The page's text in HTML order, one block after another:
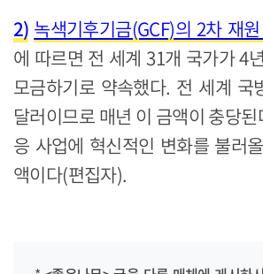
2) 녹색기후기금(GCF)의 2차 재
에 따르면 전 세계 31개 국가가 4
모금하기로 약속했다. 전 세계 국
달러이므로 매년 이 금액이 충당
응 사업에 혁신적인 변화를 불러
액이다(편집자).